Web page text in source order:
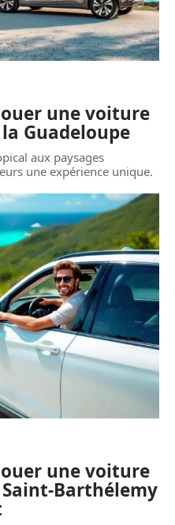
une voiture
Guadeloupe
aux paysages
une expérience unique.
une voiture
Saint-Barthélemy